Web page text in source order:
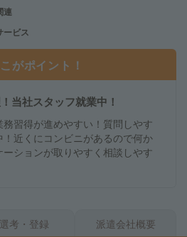
連
ービス
がポイント！
当社スタッフ就業中！
習得が進めやすい！質問しやす
近くにコンビニがあるので何か
ションが取りやすく相談しやす
選考・登録 派遣会社概要